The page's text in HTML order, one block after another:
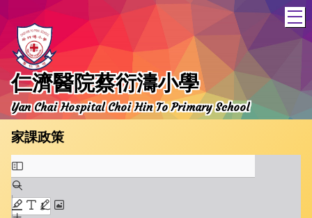
仁濟醫院蔡衍濤小學
Yan Chai Hospital Choi Hin To Primary School
家課政策